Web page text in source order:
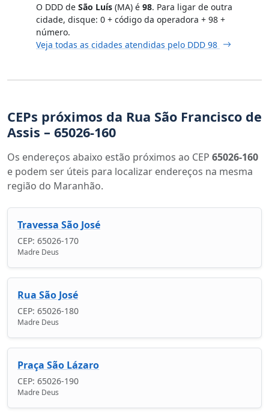
O DDD de São Luís (MA) é 98. Para ligar de outra
cidade, disque: 0 + código da operadora + 98 +
número.
Veja todas as cidades atendidas pelo DDD 98
CEPs próximos da Rua São Francisco de
Assis – 65026-160
Os endereços abaixo estão próximos ao CEP 65026-160
e podem ser úteis para localizar endereços na mesma
região do Maranhão.
Travessa São José
CEP: 65026-170
Madre Deus
Rua São José
CEP: 65026-180
Madre Deus
Praça São Lázaro
CEP: 65026-190
Madre Deus